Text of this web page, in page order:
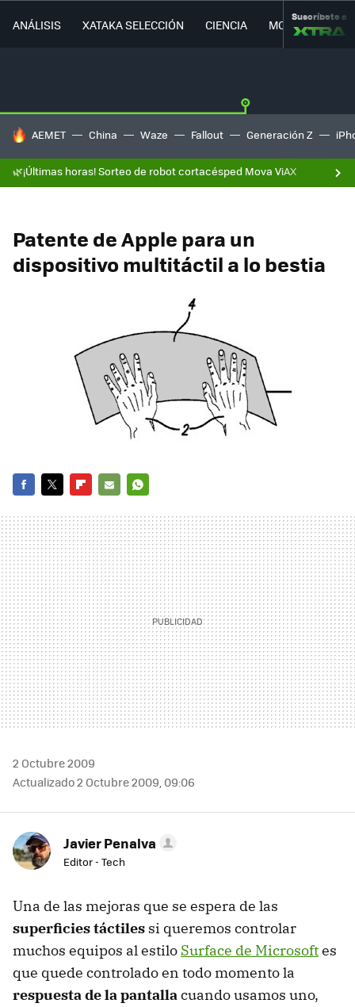
ANÁLISIS XATAKA SELECCIÓN CIENCIA MOVILIDAD
Suscríbete a
HOY SE HABLA DE
AEMET China Waze Fallout Generación Z
🌿¡Últimas horas! Sorteo de robot cortacésped Mova ViAX
Patente de Apple para un
dispositivo multitáctil a lo bestia
MAIL
2 Octubre 2009
Actualizado 2 Octubre 2009, 09:06
Javier Penalva
Editor - Tech
Una de las mejoras que se espera de las
superficies táctiles si queremos controlar
muchos equipos al estilo Surface de Microsoftes
que quede controlado en todo momento la
respuesta de la pantallacuando usamos uno,